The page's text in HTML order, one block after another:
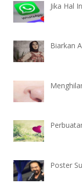
Jika Hal
Biarkan
Poster